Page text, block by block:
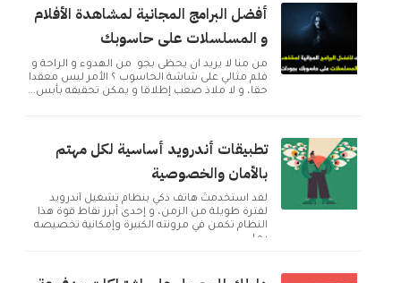
أفضل البرامج المجانية لمشاهدة الأفلام
و المسلسلات على حاسوبك
من منا لا يريد ان يحظى بجو من الهدوء و الراحة و
فلم مثالي على شاشة الحاسوب ؟ الأمر ليس معقدا
حقا، و لا ملاذ صعب إطلاقا و يمكن تحقيقه بأبس...
تطبيقات أندرويد أساسية لكل مهتم
بالأمان والخصوصية
لقد استخدمتُ هاتف ذكي بنظام تشغيل أندرويد
لفترة طويلة من الزمن، و إحدى أبرز نقاط قوة هذا
النظام تكمن في مرونته الكبيرة وإمكانية تخصيصه
بما ...